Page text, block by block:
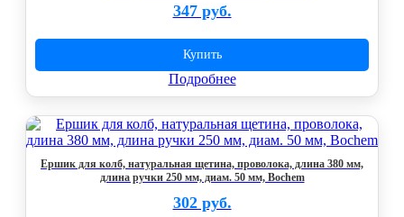
347 руб.
Купить
Подробнее
Ершик для колб, натуральная щетина, проволока, длина 380 мм,
длина ручки 250 мм, диам. 50 мм, Bochem
302 руб.